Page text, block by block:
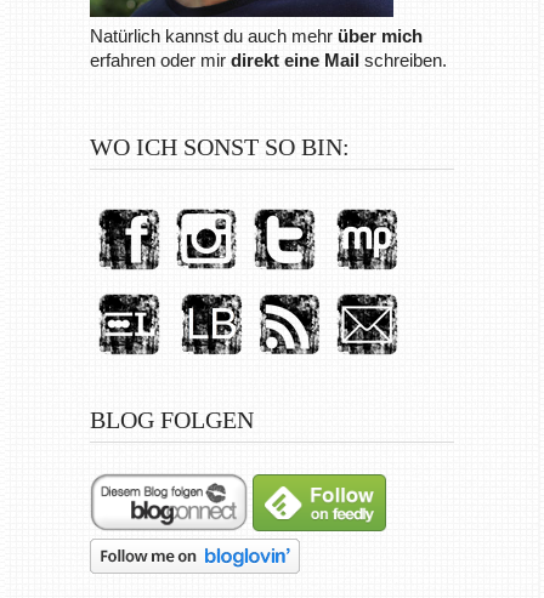
Natürlich kannst du auch mehr über mich
erfahren oder mir direkt eine Mailschreiben.
WO ICH SONST SO BIN:
BLOG FOLGEN